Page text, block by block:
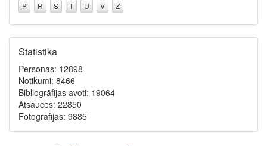
P
R S T U V Z
Statistika
Personas: 12898
Notikumi: 8466
Bibliogrāfijas avoti: 19064
Atsauces: 22850
Fotogrāfijas: 9885